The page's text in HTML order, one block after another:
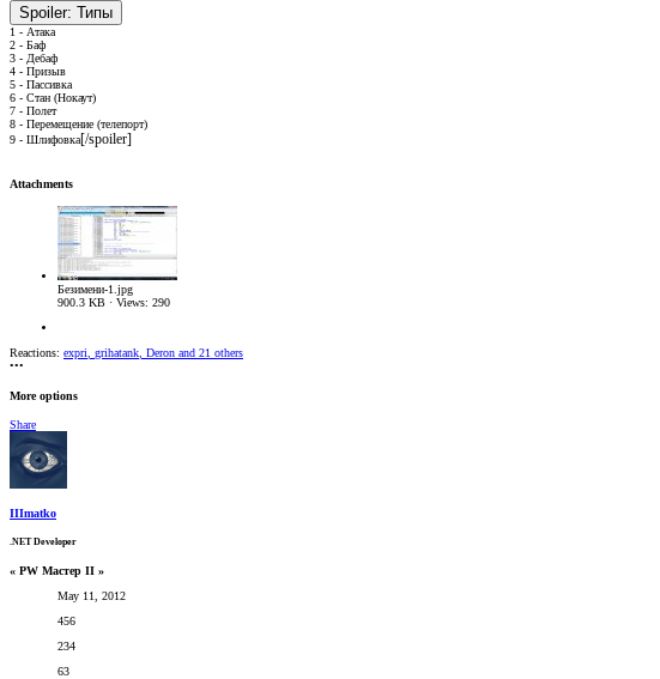
Spoiler: Типы
1 - Атака
2 - Баф
3 - Дебаф
4 - Призыв
5 - Пассивка
6 - Стан (Нокаут)
7 - Полет
8 - Перемещение (телепорт)
9 - Шлифовка[/spoiler]
Attachments
Безимени-1.jpg
900.3 KB · Views: 290
Reactions: expri, grihatank, Deron and 21 others
•••
More options
Share
IIImatko
.NET Developer
« PW Мастер II »
May 11, 2012
456
234
63